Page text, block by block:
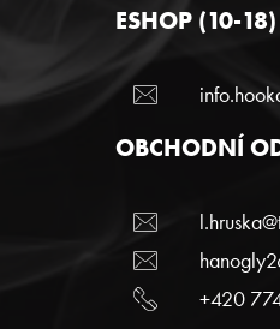
ESHOP (10-18)
OBCHODNÍ
+420